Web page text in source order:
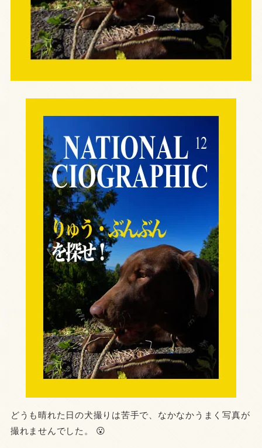
どうも晴れた日の犬撮りは苦手で、なかなかうまく写真が
撮れませんでした。 😮